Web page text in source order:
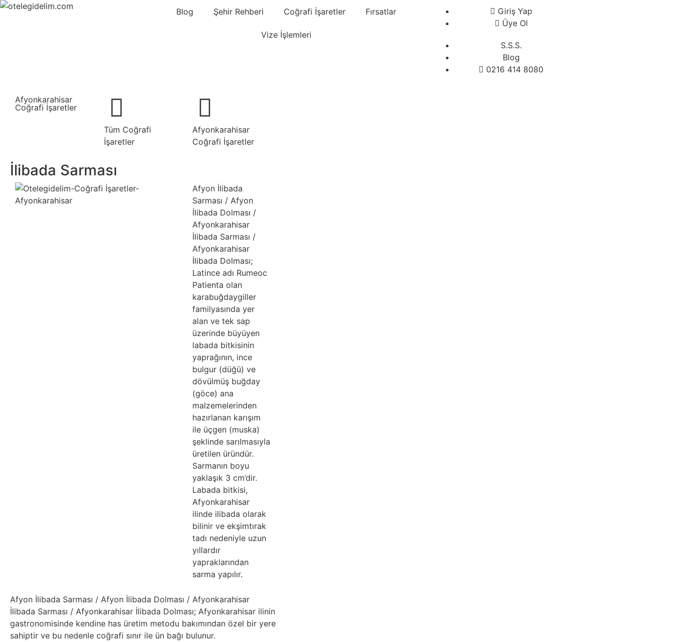
Blog Şehir Rehberi Coğrafi İşaretler Fırsatlar
Vize İşlemleri
Giriş Yap
Üye Ol
S.S.S.
Blog
0216 414 8080
Afyonkarahisar
Coğrafi İşaretler
Tüm Coğrafi
İşaretler
Afyonkarahisar
Coğrafi İşaretler
İlibada Sarması
Afyon İlibada
Sarması / Afyon
İlibada Dolması /
Afyonkarahisar
İlibada Sarması /
Afyonkarahisar
İlibada Dolması;
Latince adı Rumeoc
Patienta olan
karabuğdaygiller
familyasında yer
alan ve tek sap
üzerinde büyüyen
labada bitkisinin
yaprağının, ince
bulgur (düğü) ve
dövülmüş buğday
(göce) ana
malzemelerinden
hazırlanan karışım
ile üçgen (muska)
şeklinde sarılmasıyla
üretilen üründür.
Sarmanın boyu
yaklaşık 3 cm’dir.
Labada bitkisi,
Afyonkarahisar
ilinde ilibada olarak
bilinir ve ekşimtırak
tadı nedeniyle uzun
yıllardır
yapraklarından
sarma yapılır.
Afyon İlibada Sarması / Afyon İlibada Dolması / Afyonkarahisar
İlibada Sarması / Afyonkarahisar İlibada Dolması; Afyonkarahisar ilinin
gastronomisinde kendine has üretim metodu bakımından özel bir yere
sahiptir ve bu nedenle coğrafi sınır ile ün bağı bulunur.